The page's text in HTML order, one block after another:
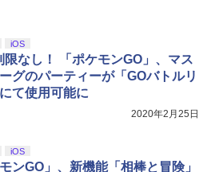
iOS
限なし！ 「ポケモンGO」、マス
グのパーティーが「GOバトルリ
て使用可能に
2020年2月25日
iOS
モンGO」、新機能「相棒と冒険」